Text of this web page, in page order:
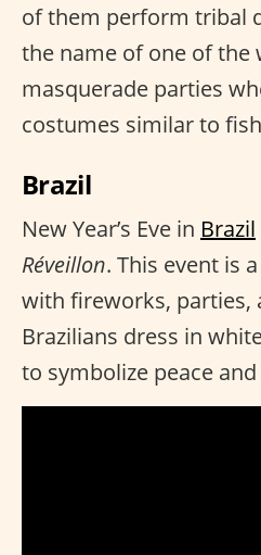
of them perform tribal
the name of one of the
masquerade parties
costumes similar to
Brazil
New Year’s Eve in Brazil
Réveillon. This event is
with fireworks, parties,
Brazilians dress in
to symbolize peace